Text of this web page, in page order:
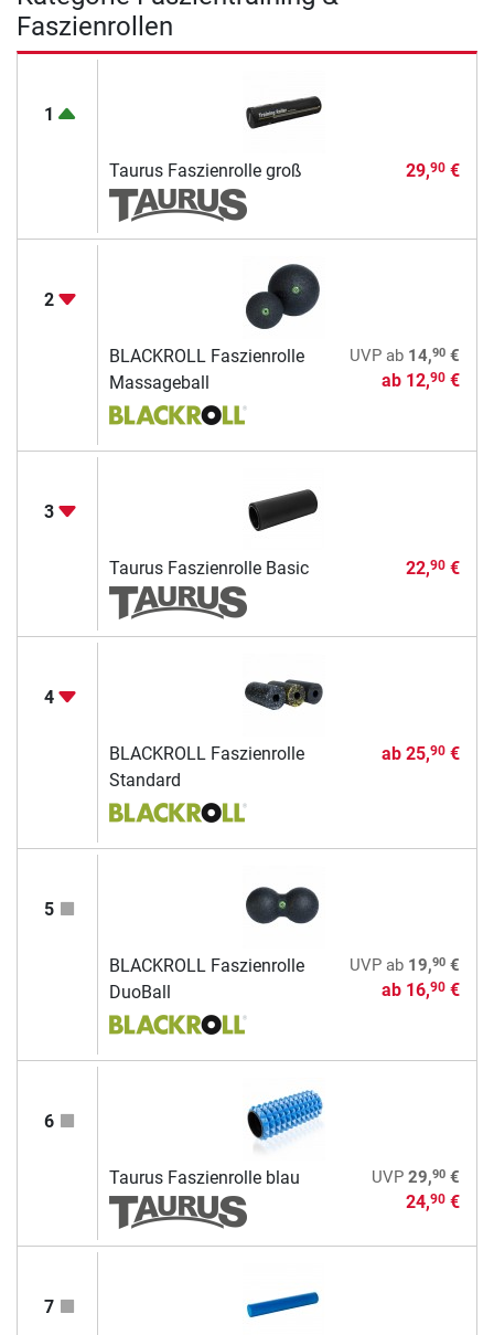
Faszienrollen
1
Taurus Faszienrolle groß 29,90€
2
BLACKROLL Faszienrolle
Massageball
UVPab 14,90€
ab 12,90€
3
Taurus Faszienrolle Basic 22,90€
4
BLACKROLL Faszienrolle
Standard
ab 25,90€
5
BLACKROLL Faszienrolle
DuoBall
UVPab 19,90€
ab 16,90€
6
Taurus Faszienrolle blau UVP 29,90€
24,90€
7